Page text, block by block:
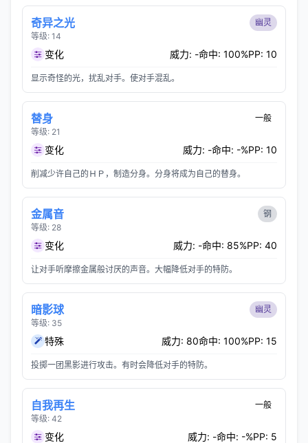
奇异之光
等级: 14
幽灵
变化 威力: -命中: 100%PP: 10
显示奇怪的光，扰乱对手。使对手混乱。
替身
等级: 21
一般
变化 威力: -命中: -%PP: 10
削减少许自己的ＨＰ，制造分身。分身将成为自己的替身。
金属音
等级: 28
钢
变化 威力: -命中: 85%PP: 40
让对手听摩擦金属般讨厌的声音。大幅降低对手的特防。
暗影球
等级: 35
幽灵
特殊 威力: 80命中: 100%PP: 15
投掷一团黑影进行攻击。有时会降低对手的特防。
自我再生
等级: 42
一般
变化 威力: -命中: -%PP: 5